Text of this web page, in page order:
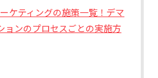
ケティングの施策一覧！デマ
ョンのプロセスごとの実施方